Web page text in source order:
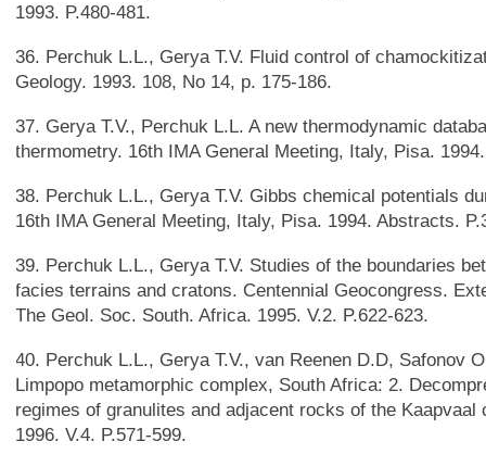
1993. P.480-481.
36. Perchuk L.L., Gerya T.V. Fluid control of
Geology. 1993. 108, No 14, p. 175-186.
37. Gerya T.V., Perchuk L.L. A new thermodynamic
thermometry. 16th IMA General Meeting, Italy, Pisa.
38. Perchuk L.L., Gerya T.V. Gibbs chemical potentials
16th IMA General Meeting, Italy, Pisa. 1994. Abstracts.
39. Perchuk L.L., Gerya T.V. Studies of the boundaries
facies terrains and cratons. Centennial Geocongress.
The Geol. Soc. South. Africa. 1995. V.2. P.622-623.
40. Perchuk L.L., Gerya T.V., van Reenen D.D, Safonov
Limpopo metamorphic complex, South Africa: 2.
regimes of granulites and adjacent rocks of the Kaapvaal
1996. V.4. P.571-599.